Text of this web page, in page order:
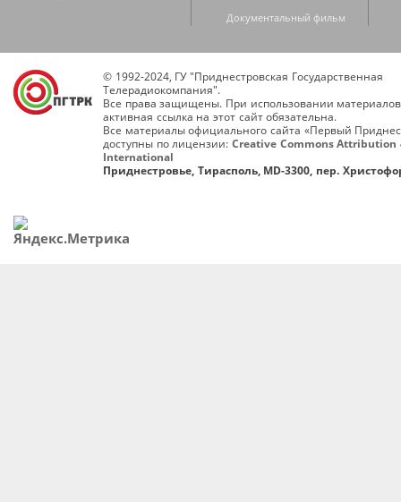
Документальный фильм
© 1992-2024, ГУ "Приднестровская Государственная
Телерадиокомпания".
Все права защищены. При использовании
активная ссылка на этот сайт обязательна.
Все материалы официального сайта «Первый
доступны по лицензии: Creative Commons Attribution
International
Приднестровье, Тирасполь, MD-3300, пер.